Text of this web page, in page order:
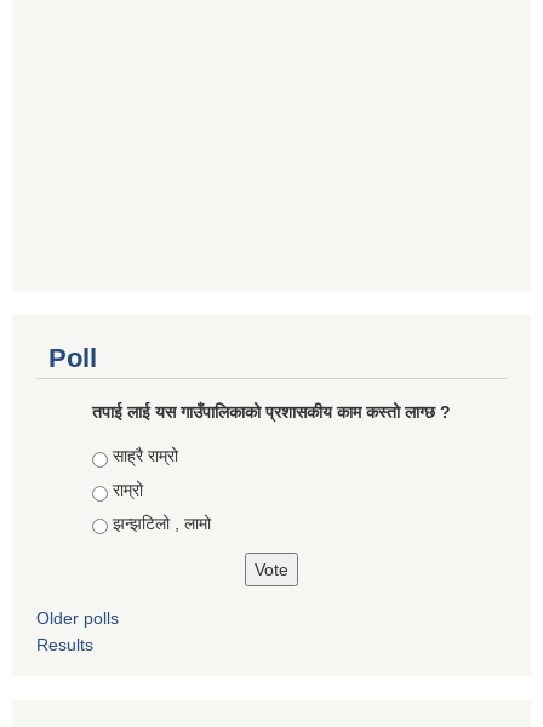
Poll
तपाई लाई यस गाउँपालिकाको प्रशासकीय काम कस्तो लाग्छ ?
Choices
साह्रै राम्रो
राम्रो
झन्झटिलो , लामो
Older polls
Results